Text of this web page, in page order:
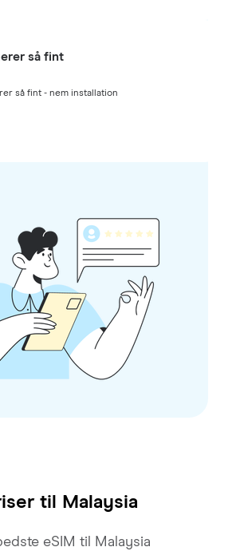
så fint
så fint - nem installation
til Malaysia
eSIM til Malaysia